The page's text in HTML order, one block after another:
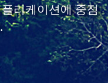
리케이션에 중점